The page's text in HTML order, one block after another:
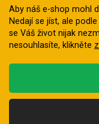
Aby náš e-shop mohl
Nedají se jíst, ale
se Váš život nijak
nesouhlasíte, klikněte